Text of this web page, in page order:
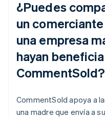
¿Puedes
un
una empresa
hayan
CommentSold?
CommentSold apoya a
una madre que envía a